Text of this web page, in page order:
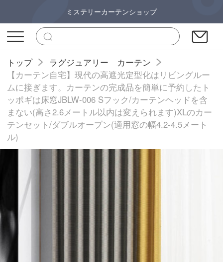
ミステリーカーテンショップ
トップ
ラグジュアリー カーテン
【カーテン自宅】現代の高遮光定型化はリビングルー
ムに接ぎます。カーテンの完成品を簡単に予約したト
ッポギは床窓JBLW-006 Sフック/カーテンヘッドを含
まない(高さ2.6メートル以内は変えられます)XLのカー
テンセット/ダブルオープン(適用窓の幅4.2-4.5メート
ル)